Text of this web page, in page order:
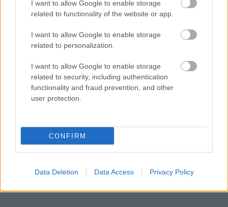
I want to allow Google to enable storage
related to functionality of the website or app.
I want to allow Google to enable storage
related to personalization.
I want to allow Google to enable storage
related to security, including authentication
functionality and fraud prevention, and other
user protection.
CONFIRM
Data Deletion Data Access Privacy Policy